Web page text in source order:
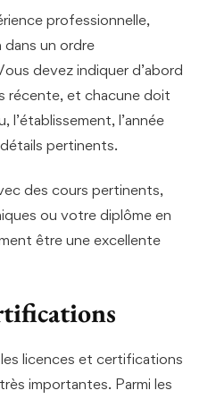
professionnelle,
un ordre
devez indiquer d’abord
récente, et chacune doit
l’établissement, l’année
pertinents.
des cours pertinents,
ou votre diplôme en
être une excellente
licences et certifications
importantes. Parmi les